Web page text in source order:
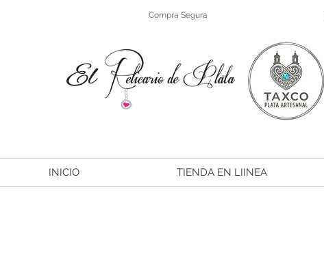
Compra Segura
INICIO TIENDA EN LIINEA